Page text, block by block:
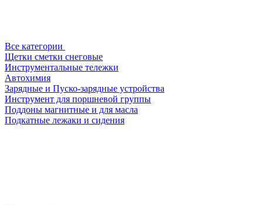
Все категории
Щетки сметки снеговые
Инструментальные тележки
Автохимия
Зарядные и Пуско-зарядные устройства
Инструмент для поршневой группы
Поддоны магнитные и для масла
Подкатные лежаки и сидения